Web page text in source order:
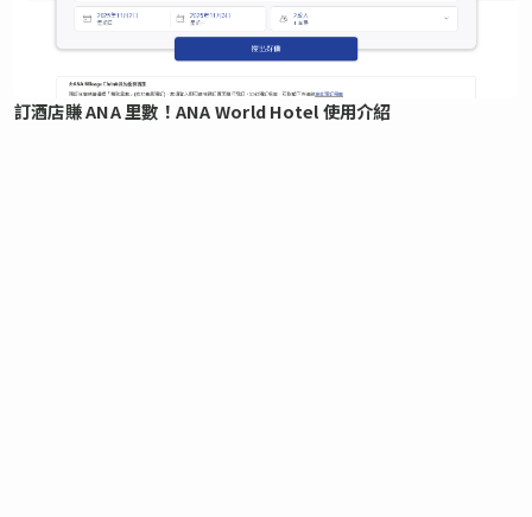
訂酒店賺 ANA 里數！ANA World Hotel 使用介紹